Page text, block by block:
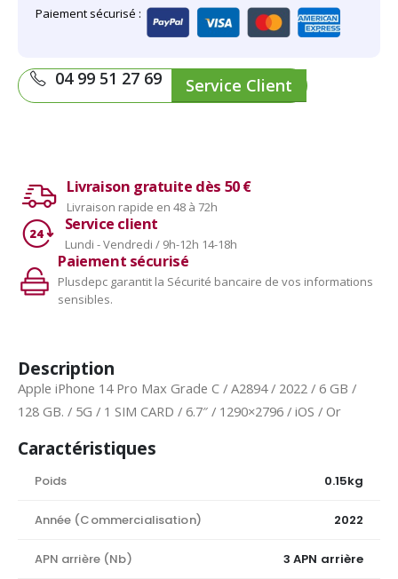
Paiement sécurisé :
04 99 51 27 69 Service Client
Livraison gratuite dès 50 €
Livraison rapide en 48 à 72h
Service client
Lundi - Vendredi / 9h-12h 14-18h
Paiement sécurisé
Plusdepc garantit la Sécurité bancaire de vos informations
sensibles.
Description
Apple iPhone 14 Pro Max Grade C / A2894 / 2022 / 6 GB /
128 GB. / 5G / 1 SIM CARD / 6.7″ / 1290×2796 / iOS / Or
Caractéristiques
Poids 0.15kg
Année (Commercialisation) 2022
APN arrière (Nb) 3 APN arrière